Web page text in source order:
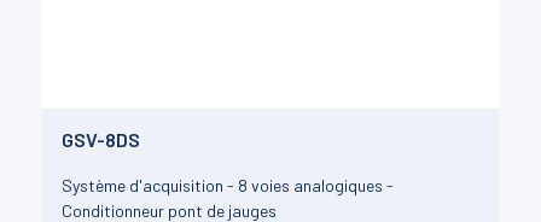
GSV-8DS
Système d'acquisition - 8 voies analogiques -
Conditionneur pont de jauges